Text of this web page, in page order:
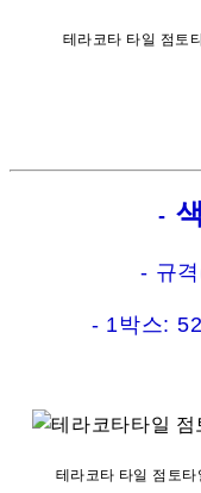
테라코타 타일 점토
-
- 규
- 1박스:
테라코타 타일 점토